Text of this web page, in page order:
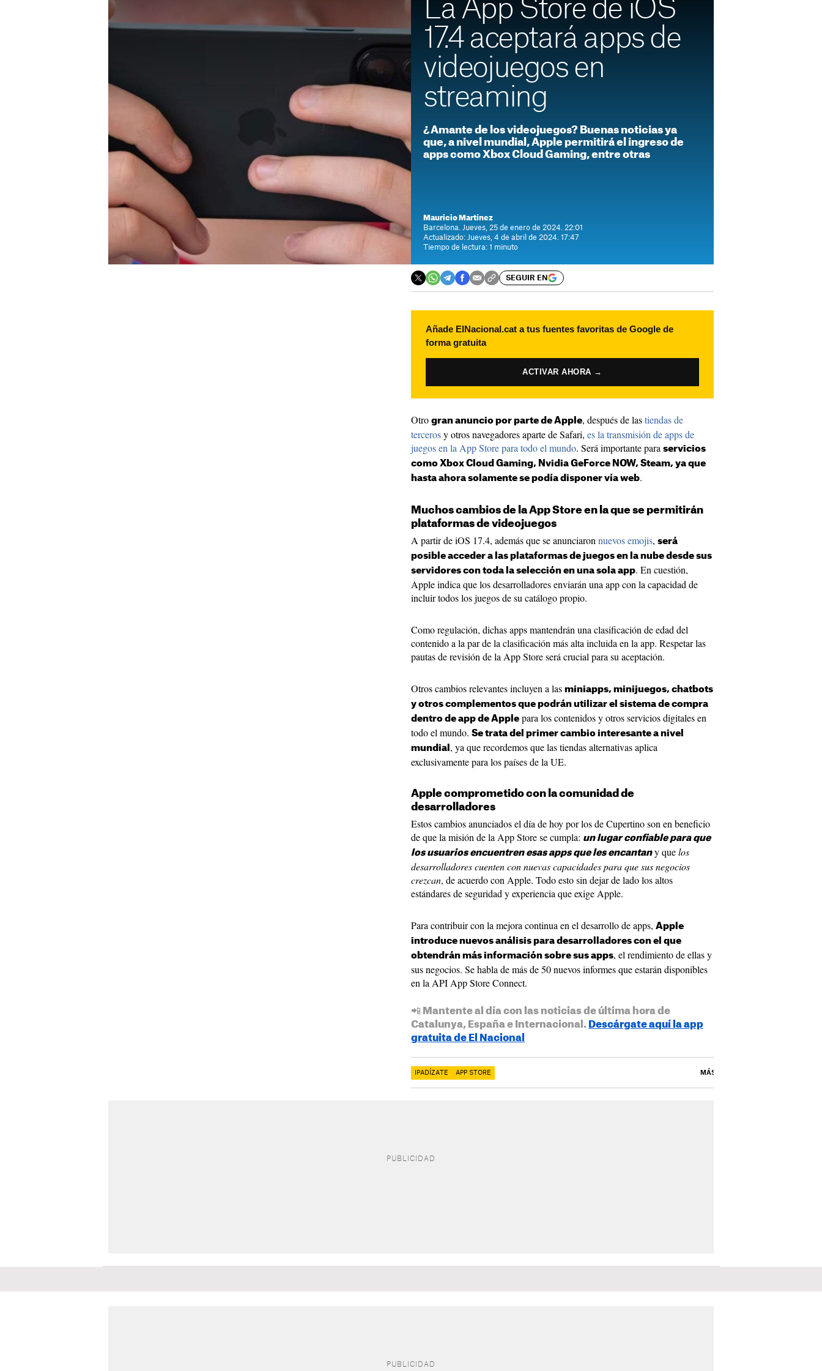
La App Store de iOS
17.4 aceptará apps de
videojuegos en
streaming
¿Amante de los videojuegos? Buenas noticias ya
que, a nivel mundial, Apple permitirá el ingreso de
apps como Xbox Cloud Gaming, entre otras
Mauricio Martínez
Barcelona. Jueves, 25 de enero de 2024. 22:01
Actualizado: Jueves, 4 de abril de 2024. 17:47
Tiempo de lectura: 1 minuto
SEGUIR EN
Añade ElNacional.cat a tus fuentes favoritas de Google de
forma gratuita
ACTIVAR AHORA →
Otro gran anuncio por parte de Apple, después de lastiendas de
tercerosy otros navegadores aparte de Safari, es la transmisión de apps de
juegos en la App Store para todo el mundo. Será importante para servicios
como Xbox Cloud Gaming, Nvidia GeForce NOW, Steam, ya que
hasta ahora solamente se podía disponer vía web.
Muchos cambios de la App Store en la que se permitirán
plataformas de videojuegos
A partir de iOS 17.4, además que se anunciaron nuevos emojis, será
posible acceder a las plataformas de juegos en la nube desde sus
servidores con toda la selección en una sola app. En cuestión,
Apple indica que los desarrolladores enviarán una app con la capacidad de
incluir todos los juegos de su catálogo propio.
Como regulación, dichas apps mantendrán una clasificación de edad del
contenido a la par de la clasificación más alta incluida en la app. Respetar las
pautas de revisión de la App Store será crucial para su aceptación.
Otros cambios relevantes incluyen a las miniapps, minijuegos, chatbots
y otros complementos que podrán utilizar el sistema de compra
dentro de app de Apple para los contenidos y otros servicios digitales en
todo el mundo. Se trata del primer cambio interesante a nivel
mundial , ya que recordemos que las tiendas alternativas aplica
exclusivamente para los países de la UE.
Apple comprometido con la comunidad de
desarrolladores
Estos cambios anunciados el día de hoy por los de Cupertino son en beneficio
de que la misión de la App Store se cumpla: un lugar confiable para que
los usuarios encuentren esas apps que les encantany quelos
desarrolladores cuenten con nuevas capacidades para que sus negocios
crezcan, de acuerdo con Apple. Todo esto sin dejar de lado los altos
estándares de seguridad y experiencia que exige Apple.
Para contribuir con la mejora continua en el desarrollo de apps, Apple
introduce nuevos análisis para desarrolladores con el que
obtendrán más información sobre sus apps, el rendimiento de ellas y
sus negocios. Se habla de más de 50 nuevos informes que estarán disponibles
en la API App Store Connect.
📲 Mantente al día con las noticias de última hora de
Catalunya, España e Internacional. Descárgate aquí la app
gratuita de El Nacional
IPADÍZATE APP STORE MÁS